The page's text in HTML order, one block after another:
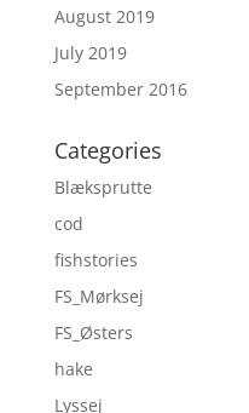
August 2019
July 2019
September 2016
Categories
Blæksprutte
cod
fishstories
FS_Mørksej
FS_Østers
hake
Lyssej